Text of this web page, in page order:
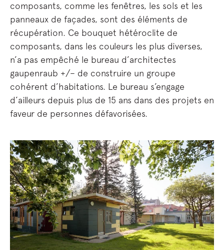
composants, comme les fenêtres, les sols et les
panneaux de façades, sont des éléments de
récupération. Ce bouquet hétéroclite de
composants, dans les couleurs les plus diverses,
n’a pas empêché le bureau d’architectes
gaupenraub +/– de construire un groupe
cohérent d’habitations. Le bureau s’engage
d’ailleurs depuis plus de 15 ans dans des projets en
faveur de personnes défavorisées.